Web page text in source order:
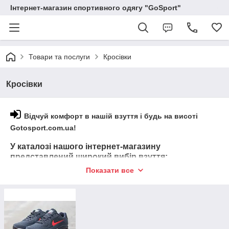
Інтернет-магазин спортивного одягу "GoSport"
Товари та послуги Кросівки
Кросівки
Відчуй комфорт в нашій взуття і будь на висоті
Gotosport.com.ua!
У каталозі нашого інтернет-магазину
представлений широкий вибір взуття:
Кожен покупець зможе знайти в нашому інтернет-магазині
Показати все